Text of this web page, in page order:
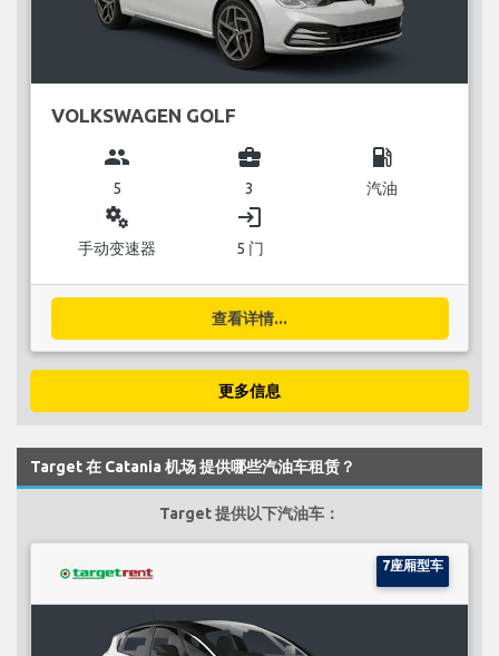
VOLKSWAGEN GOLF
group
5
business_center
3
local_gas_station
汽油
miscellaneous_services
手动变速器
login
5 门
查看详情...
更多信息
Target 在 Catania 机场 提供哪些汽油车租赁？
Target 提供以下汽油车：
7座厢型车